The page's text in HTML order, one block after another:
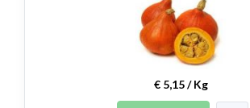
€ 5,15 / Kg